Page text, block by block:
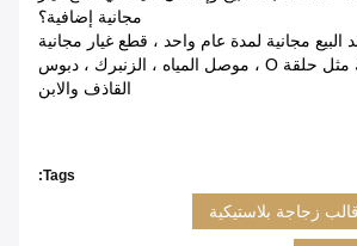
مجانية إضافية؟
مجانية لمدة عام واحد ، قطع غيار مجانية
إضافية نعم لديك مثل حلقة O ، موصل المياه ، الزنبرك ، دبوس
القاذف والابن
Tags:
قالب زجاجة بلاستيكية